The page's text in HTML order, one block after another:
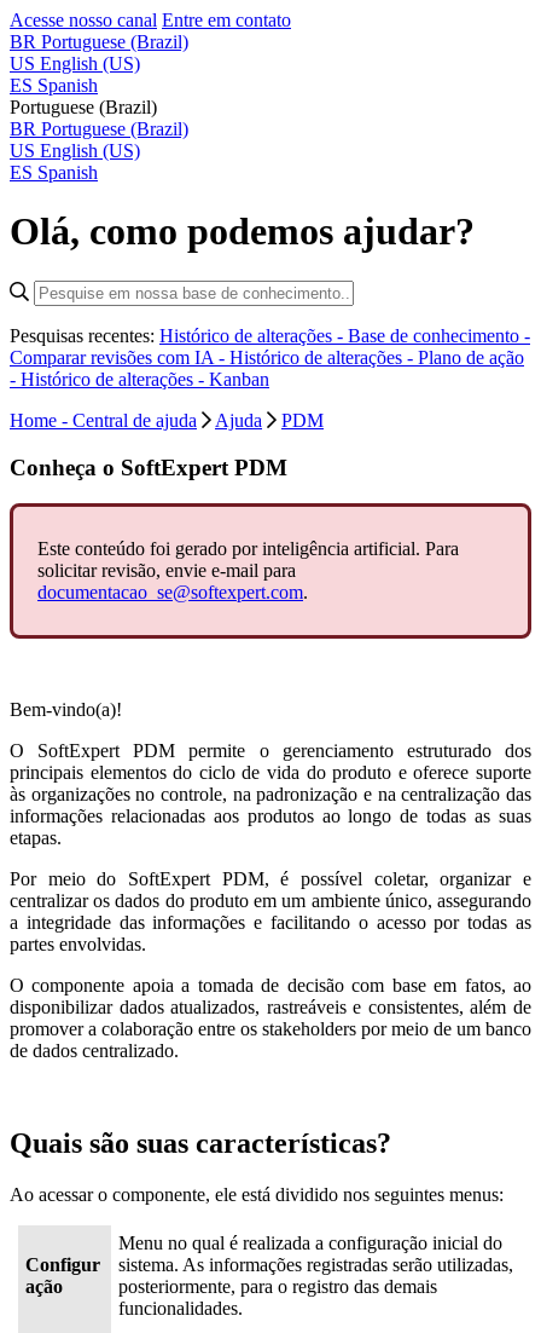
Acesse nosso canal Entre em contato
BR Portuguese (Brazil)
US English (US)
ES Spanish
Portuguese (Brazil)
BR Portuguese (Brazil)
US English (US)
ES Spanish
Olá, como podemos ajudar?
Pesquisas recentes: Histórico de alterações - Base de conhecimento -
Comparar revisões com IA - Histórico de alterações - Plano de ação
- Histórico de alterações - Kanban
Home - Central de ajuda
Ajuda PDM
Conheça o SoftExpert PDM
Este conteúdo foi gerado por inteligência artificial. Para
solicitar revisão, envie e-mail para
documentacao_se@softexpert.com.
Bem-vindo(a)!
O SoftExpert PDM permite o gerenciamento estruturado dos
principais elementos do ciclo de vida do produto e oferece suporte
às organizações no controle, na padronização e na centralização das
informações relacionadas aos produtos ao longo de todas as suas
etapas.
Por meio do SoftExpert PDM, é possível coletar, organizar e
centralizar os dados do produto em um ambiente único, assegurando
a integridade das informações e facilitando o acesso por todas as
partes envolvidas.
O componente apoia a tomada de decisão com base em fatos, ao
disponibilizar dados atualizados, rastreáveis e consistentes, além de
promover a colaboração entre os stakeholders por meio de um banco
de dados centralizado.
Quais são suas características?
Ao acessar o componente, ele está dividido nos seguintes menus:
Configur
ação
Menu no qual é realizada a configuração inicial do
sistema. As informações registradas serão utilizadas,
posteriormente, para o registro das demais
funcionalidades.